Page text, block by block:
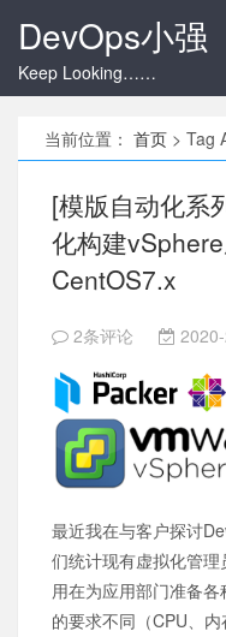
DevOps小强
Keep Looking……
当前位置：首页 >Tag
[模版自动化系
化构建
CentOS7.x
2条评论
最近我在与客户探讨
们统计现有虚拟化管
用在为应用部门准备
的要求不同（CPU、